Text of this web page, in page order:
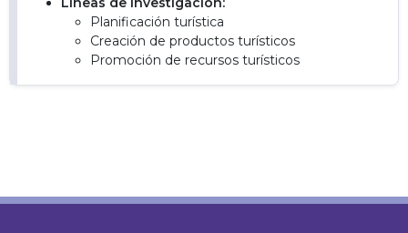
Planificación turística
Creación de productos turísticos
Promoción de recursos turísticos